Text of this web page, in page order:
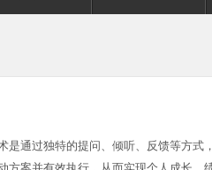
是通过独特的提问、倾听、反馈等方